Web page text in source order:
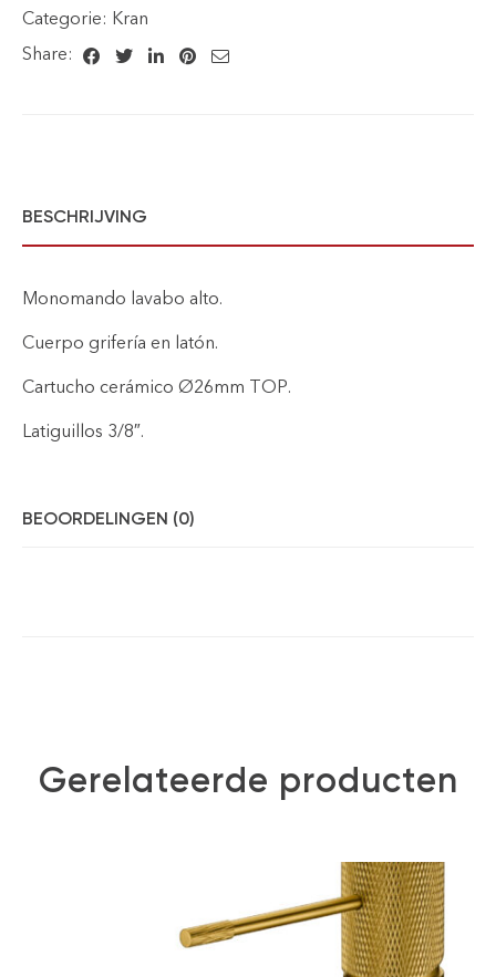
Categorie: Kran
Share:
BESCHRIJVING
Monomando lavabo alto.
Cuerpo grifería en latón.
Cartucho cerámico Ø26mm TOP.
Latiguillos 3/8″.
BEOORDELINGEN (0)
Gerelateerde producten